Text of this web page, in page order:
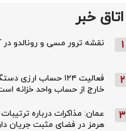
اتاق خبر
1 نقشه ترور مسی و رونالدو در
2
فعالیت ۱۲۴ حساب ارزی
خارج از حساب واحد خزانه
3
عمان: مذاکرات درباره
هرمز در فضای مثبت جریان